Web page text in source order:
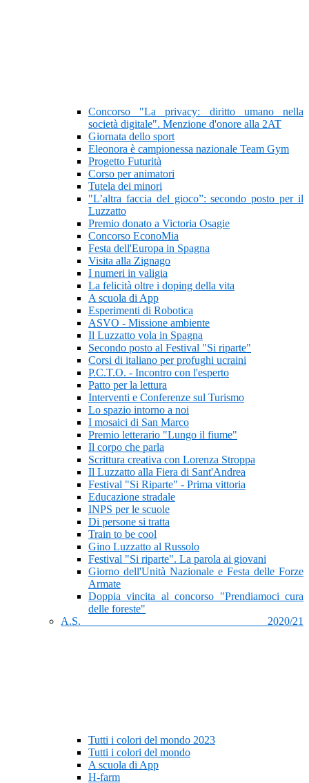
Concorso "La privacy: diritto umano nella
società digitale". Menzione d'onore alla 2AT
Giornata dello sport
Eleonora è campionessa nazionale Team Gym
Progetto Futurità
Corso per animatori
Tutela dei minori
"L’altra faccia del gioco”: secondo posto per il
Luzzatto
Premio donato a Victoria Osagie
Concorso EconoMia
Festa dell'Europa in Spagna
Visita alla Zignago
I numeri in valigia
La felicità oltre i doping della vita
A scuola di App
Esperimenti di Robotica
ASVO - Missione ambiente
Il Luzzatto vola in Spagna
Secondo posto al Festival "Si riparte"
Corsi di italiano per profughi ucraini
P.C.T.O. - Incontro con l'esperto
Patto per la lettura
Interventi e Conferenze sul Turismo
Lo spazio intorno a noi
I mosaici di San Marco
Premio letterario "Lungo il fiume"
Il corpo che parla
Scrittura creativa con Lorenza Stroppa
Il Luzzatto alla Fiera di Sant'Andrea
Festival "Si Riparte" - Prima vittoria
Educazione stradale
INPS per le scuole
Di persone si tratta
Train to be cool
Gino Luzzatto al Russolo
Festival "Si riparte". La parola ai giovani
Giorno dell'Unità Nazionale e Festa delle Forze
Armate
Doppia vincita al concorso "Prendiamoci cura
delle foreste"
A.S. 2020/21
Tutti i colori del mondo 2023
Tutti i colori del mondo
A scuola di App
H-farm